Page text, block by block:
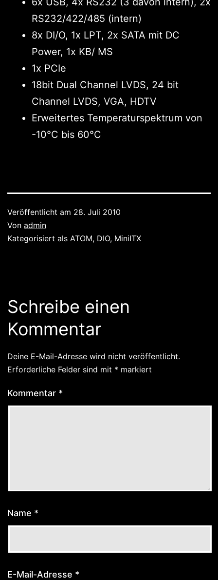
RS232/422/485 (intern)
8x DI/O, 1x LPT, 2x SATA mit DC
Power, 1x KB/ MS
1x PCIe
18bit Dual Channel LVDS, 24 bit
Channel LVDS, VGA, HDTV
Erweitertes Temperaturspektrum von
-10°C bis 60°C
Veröffentlicht am 28. Juli 2010
Von admin
Kategorisiert als ATOM, DIO, MiniITX
Schreibe einen
Kommentar
Deine E-Mail-Adresse wird nicht veröffentlicht.
Erforderliche Felder sind mit * markiert
Kommentar *
Name *
E-Mail-Adresse *